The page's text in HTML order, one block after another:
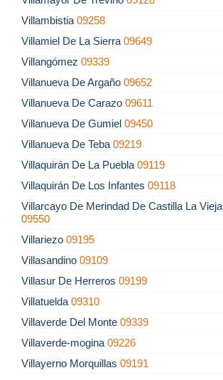
Villambistia 09258
Villamiel De La Sierra 09649
Villangómez 09339
Villanueva De Argaño 09652
Villanueva De Carazo 09611
Villanueva De Gumiel 09450
Villanueva De Teba 09219
Villaquirán De La Puebla 09119
Villaquirán De Los Infantes 09118
Villarcayo De Merindad De Castilla La Vieja
09550
Villariezo 09195
Villasandino 09109
Villasur De Herreros 09199
Villatuelda 09310
Villaverde Del Monte 09339
Villaverde-mogina 09226
Villayerno Morquillas 09191